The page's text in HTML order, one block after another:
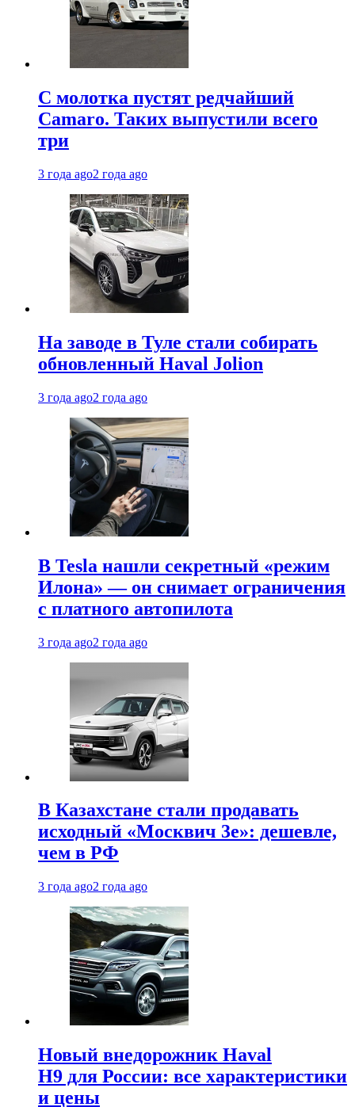
С молотка пустят редчайший
Camaro. Таких выпустили всего
три
3 года ago2 года ago
На заводе в Туле стали собирать
обновленный Haval Jolion
3 года ago2 года ago
В Tesla нашли секретный «режим
Илона» — он снимает ограничения
с платного автопилота
3 года ago2 года ago
В Казахстане стали продавать
исходный «Москвич 3e»: дешевле,
чем в РФ
3 года ago2 года ago
Новый внедорожник Haval
H9 для России: все характеристики
и цены